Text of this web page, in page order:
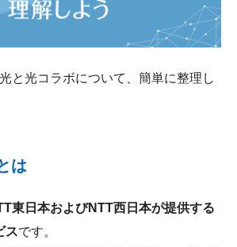
と光コラボについて、簡単に整理し
は
東日本およびNTT西日本が提供する
スです。